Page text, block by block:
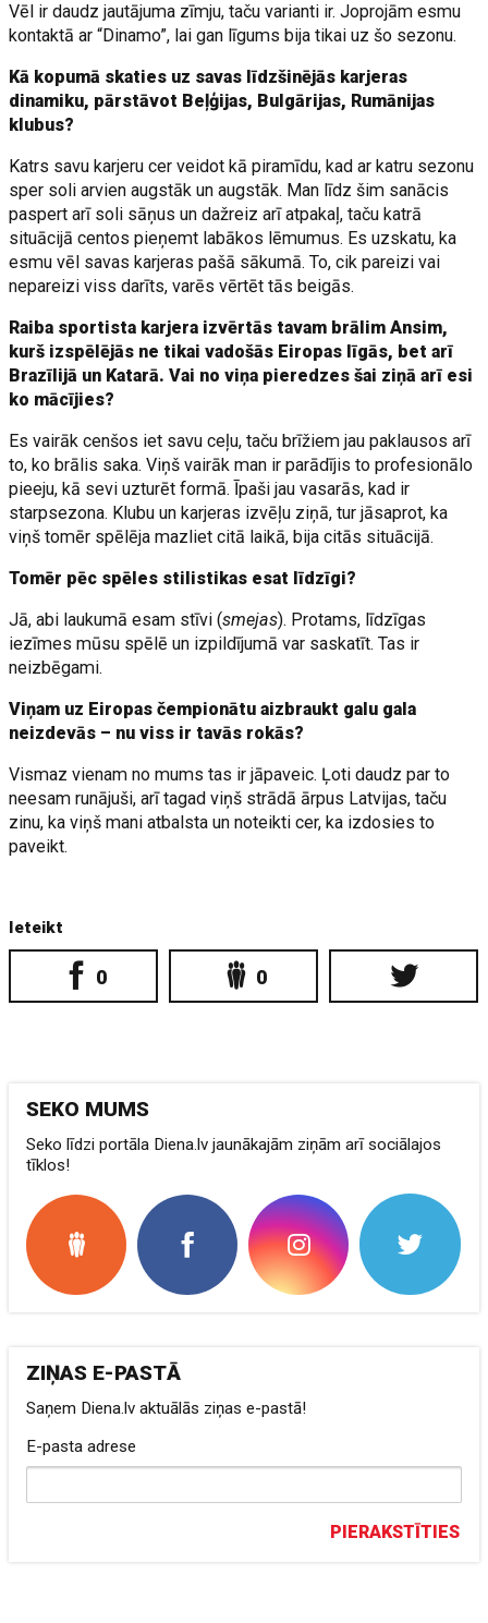
Vēl ir daudz jautājuma zīmju, taču varianti ir. Joprojām esmu
kontaktā ar “Dinamo”, lai gan līgums bija tikai uz šo sezonu.
Kā kopumā skaties uz savas līdzšinējās karjeras
dinamiku, pārstāvot Beļģijas, Bulgārijas, Rumānijas
klubus?
Katrs savu karjeru cer veidot kā piramīdu, kad ar katru sezonu
sper soli arvien augstāk un augstāk. Man līdz šim sanācis
paspert arī soli sāņus un dažreiz arī atpakaļ, taču katrā
situācijā centos pieņemt labākos lēmumus. Es uzskatu, ka
esmu vēl savas karjeras pašā sākumā. To, cik pareizi vai
nepareizi viss darīts, varēs vērtēt tās beigās.
Raiba sportista karjera izvērtās tavam brālim Ansim,
kurš izspēlējās ne tikai vadošās Eiropas līgās, bet arī
Brazīlijā un Katarā. Vai no viņa pieredzes šai ziņā arī esi
ko mācījies?
Es vairāk cenšos iet savu ceļu, taču brīžiem jau paklausos arī
to, ko brālis saka. Viņš vairāk man ir parādījis to profesionālo
pieeju, kā sevi uzturēt formā. Īpaši jau vasarās, kad ir
starpsezona. Klubu un karjeras izvēļu ziņā, tur jāsaprot, ka
viņš tomēr spēlēja mazliet citā laikā, bija citās situācijā.
Tomēr pēc spēles stilistikas esat līdzīgi?
Jā, abi laukumā esam stīvi (smejas). Protams, līdzīgas
iezīmes mūsu spēlē un izpildījumā var saskatīt. Tas ir
neizbēgami.
Viņam uz Eiropas čempionātu aizbraukt galu gala
neizdevās – nu viss ir tavās rokās?
Vismaz vienam no mums tas ir jāpaveic. Ļoti daudz par to
neesam runājuši, arī tagad viņš strādā ārpus Latvijas, taču
zinu, ka viņš mani atbalsta un noteikti cer, ka izdosies to
paveikt.
Ieteikt
0 0
SEKO MUMS
Seko līdzi portāla Diena.lv jaunākajām ziņām arī sociālajos
tīklos!
ZIŅAS E-PASTĀ
Saņem Diena.lv aktuālās ziņas e-pastā!
E-pasta adrese
PIERAKSTĪTIES